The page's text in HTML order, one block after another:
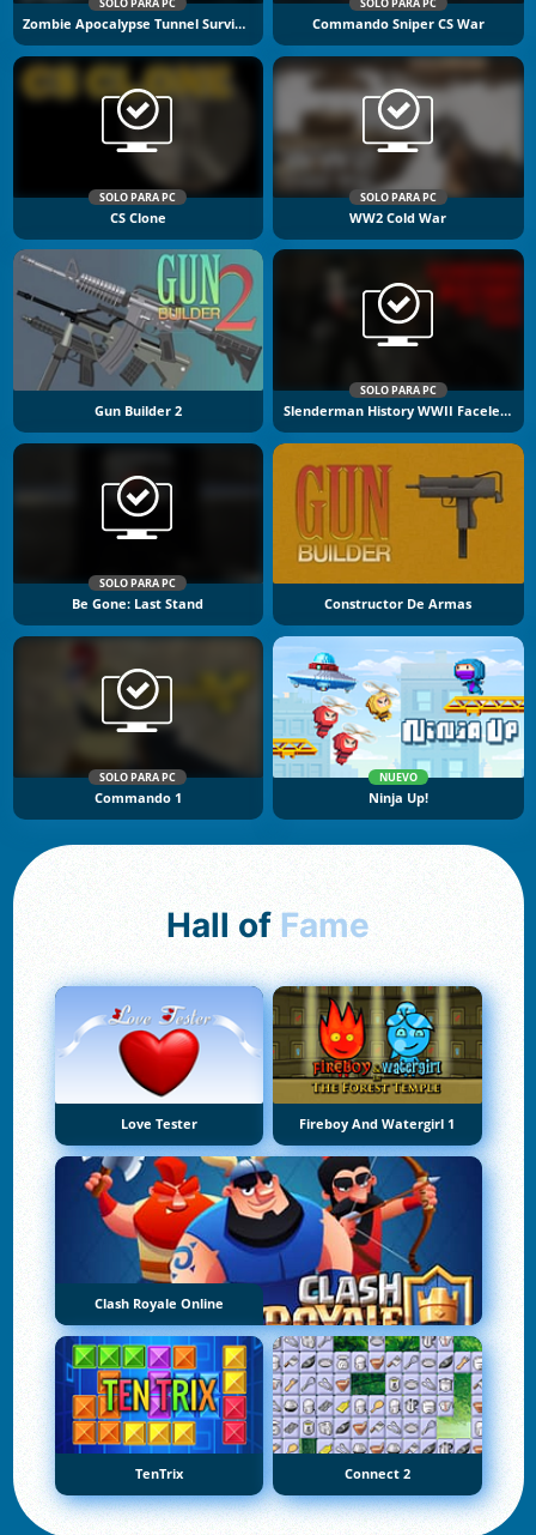
SOLO PARA PC
Zombie Apocalypse Tunnel Survival
SOLO PARA PC
Commando Sniper CS War
SOLO PARA PC
CS Clone
SOLO PARA PC
WW2 Cold War
Gun Builder 2
SOLO PARA PC
Slenderman History WWII Faceless Horror
SOLO PARA PC
Be Gone: Last Stand Constructor De Armas
SOLO PARA PC
Commando 1
NUEVO
Ninja Up!
Hall of Fame
Love Tester Fireboy And Watergirl 1
Clash Royale Online
TenTrix Connect 2